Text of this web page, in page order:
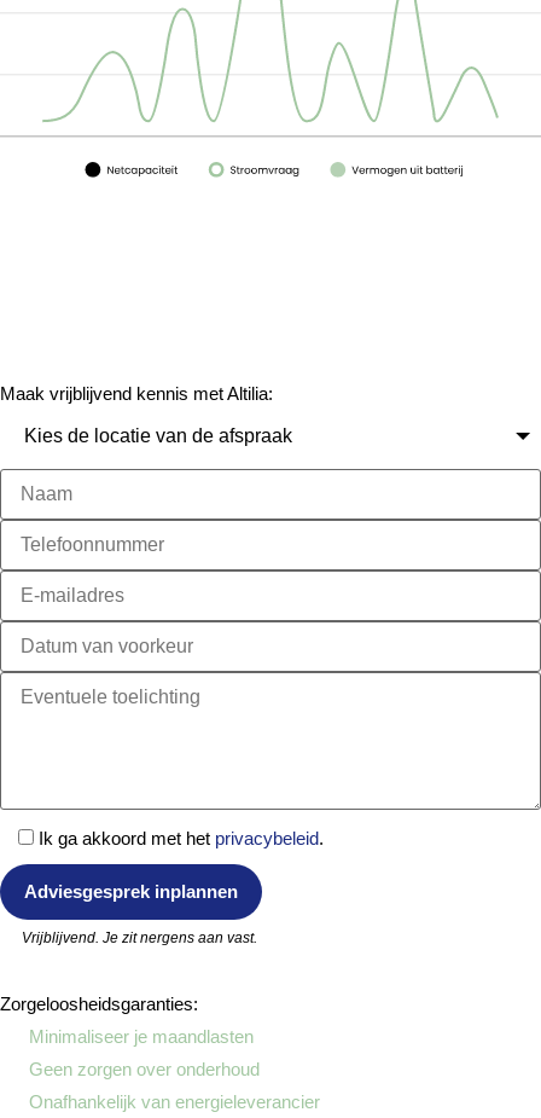
Maak vrijblijvend kennis met Altilia:
Ik ga akkoord met het privacybeleid.
Vrijblijvend. Je zit nergens aan vast.
Zorgeloosheidsgaranties:
Minimaliseer je maandlasten
Geen zorgen over onderhoud
Onafhankelijk van energieleverancier